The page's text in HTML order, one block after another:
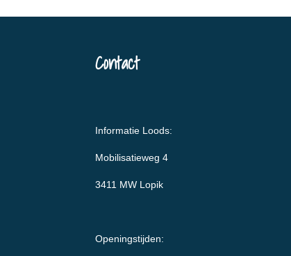
Contact
Informatie Loods:
Mobilisatieweg 4
3411 MW Lopik
Openingstijden: